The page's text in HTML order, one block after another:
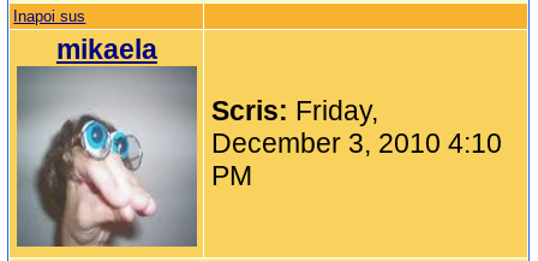
Inapoi sus
mikaela
Scris: Friday,
December 3, 2010 4:10
PM